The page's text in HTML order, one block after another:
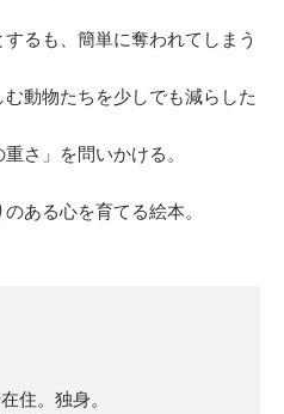
るも、簡単に奪われてしまう
動物たちを少しでも減らした
さ」を問いかける。
ある心を育てる絵本。
住。独身。